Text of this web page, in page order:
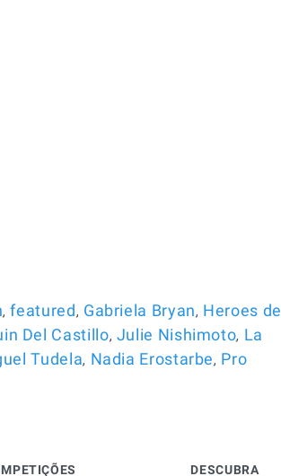
,featured, Gabriela Bryan, Heroes de
Del Castillo, Julie Nishimoto, La
Tudela, Nadia Erostarbe, Pro
DESCUBRA